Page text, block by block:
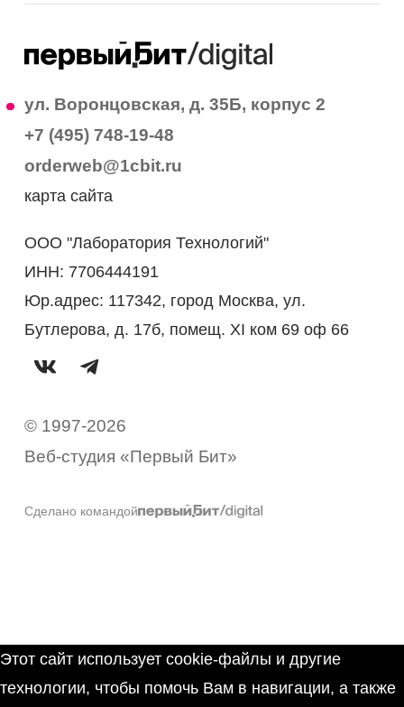
ул. Воронцовская, д. 35Б, корпус 2
+7 (495) 748-19-48
orderweb@1cbit.ru
карта сайта
ООО "Лаборатория Технологий"
ИНН: 7706444191
Юр.адрес: 117342, город Москва, ул.
Бутлерова, д. 17б, помещ. XI ком 69 оф 66
© 1997-2026
Веб-студия «Первый Бит»
Сделано командой
Этот сайт использует cookie-файлы и другие
технологии, чтобы помочь Вам в навигации, а также